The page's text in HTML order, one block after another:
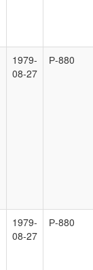
1979-
08-27
Р-880
1979-
08-27
Р-880